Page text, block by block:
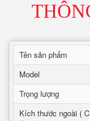
Tên sản phẩm
Model
Trọng lượng
Kích thước ngoài (